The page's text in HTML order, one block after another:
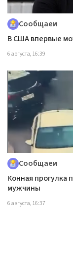
Сообщаем
В США впервые
6 августа, 16:39
Сообщаем
Конная прогулка
мужчины
6 августа, 16:37